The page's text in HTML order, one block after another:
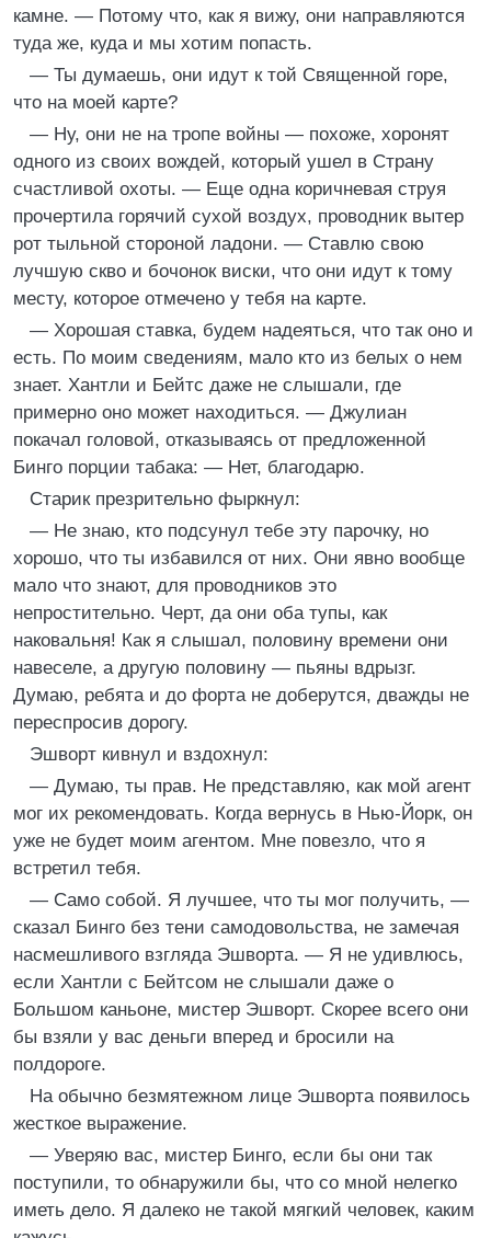
камне. — Потому что, как я вижу, они направляются
туда же, куда и мы хотим попасть.
— Ты думаешь, они идут к той Священной горе,
что на моей карте?
— Ну, они не на тропе войны — похоже, хоронят
одного из своих вождей, который ушел в Страну
счастливой охоты. — Еще одна коричневая струя
прочертила горячий сухой воздух, проводник вытер
рот тыльной стороной ладони. — Ставлю свою
лучшую скво и бочонок виски, что они идут к тому
месту, которое отмечено у тебя на карте.
— Хорошая ставка, будем надеяться, что так оно и
есть. По моим сведениям, мало кто из белых о нем
знает. Хантли и Бейтс даже не слышали, где
примерно оно может находиться. — Джулиан
покачал головой, отказываясь от предложенной
Бинго порции табака: — Нет, благодарю.
Старик презрительно фыркнул:
— Не знаю, кто подсунул тебе эту парочку, но
хорошо, что ты избавился от них. Они явно вообще
мало что знают, для проводников это
непростительно. Черт, да они оба тупы, как
наковальня! Как я слышал, половину времени они
навеселе, а другую половину — пьяны вдрызг.
Думаю, ребята и до форта не доберутся, дважды не
переспросив дорогу.
Эшворт кивнул и вздохнул:
— Думаю, ты прав. Не представляю, как мой агент
мог их рекомендовать. Когда вернусь в Нью-Йорк, он
уже не будет моим агентом. Мне повезло, что я
встретил тебя.
— Само собой. Я лучшее, что ты мог получить, —
сказал Бинго без тени самодовольства, не замечая
насмешливого взгляда Эшворта. — Я не удивлюсь,
если Хантли с Бейтсом не слышали даже о
Большом каньоне, мистер Эшворт. Скорее всего они
бы взяли у вас деньги вперед и бросили на
полдороге.
На обычно безмятежном лице Эшворта появилось
жесткое выражение.
— Уверяю вас, мистер Бинго, если бы они так
поступили, то обнаружили бы, что со мной нелегко
иметь дело. Я далеко не такой мягкий человек, каким